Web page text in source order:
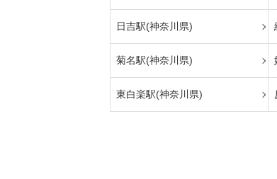
日吉駅(神奈川県)
菊名駅(神奈川県)
東白楽駅(神奈川県)